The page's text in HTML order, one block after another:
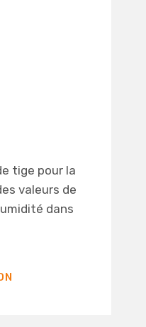
tige pour la
valeurs de
dans